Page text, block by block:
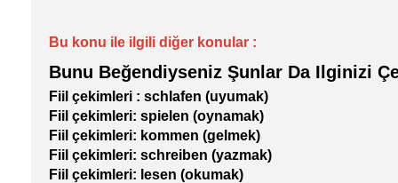
Bu konu ile ilgili diğer konular :
Bunu Beğendiyseniz Şunlar Da Ilginizi
Fiil çekimleri : schlafen (uyumak)
Fiil çekimleri: spielen (oynamak)
Fiil çekimleri: kommen (gelmek)
Fiil çekimleri: schreiben (yazmak)
Fiil çekimleri: lesen (okumak)